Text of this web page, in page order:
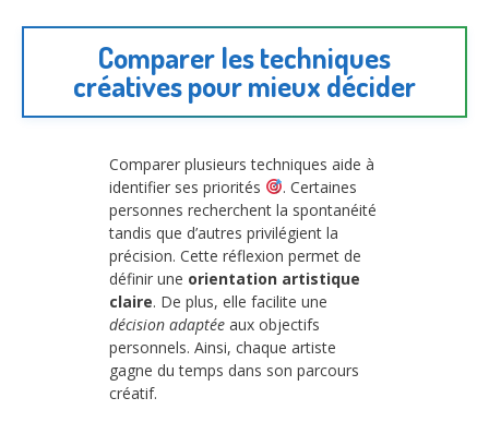
Comparer les techniques
créatives pour mieux décider
Comparer plusieurs techniques aide à
identifier ses priorités
. Certaines
personnes recherchent la spontanéité
tandis que d’autres privilégient la
précision. Cette réflexion permet de
définir une orientation artistique
claire. De plus, elle facilite une
décision adaptée aux objectifs
personnels. Ainsi, chaque artiste
gagne du temps dans son parcours
créatif.